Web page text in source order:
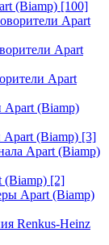
(Biamp) [100]
Apart
Apart
Apart
Apart (Biamp)
(Biamp) [3]
Apart (Biamp)
(Biamp) [2]
Apart (Biamp)
Renkus-Heinz